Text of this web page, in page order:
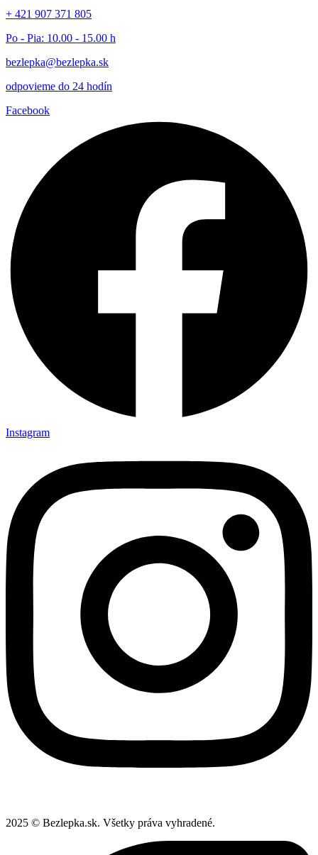
+ 421 907 371 805
Po - Pia: 10.00 - 15.00 h
bezlepka@bezlepka.sk
odpovieme do 24 hodín
Facebook
Instagram
2025 © Bezlepka.sk. Všetky práva vyhradené.